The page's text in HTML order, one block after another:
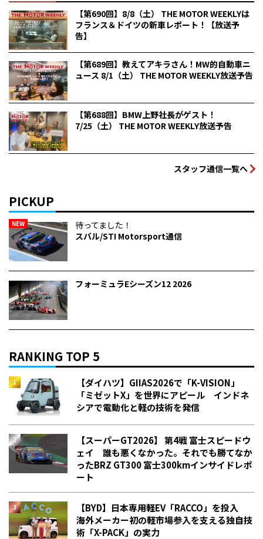
【第690回】8/8（土） THE MOTOR WEEKLYは
フランス＆ドイツの新車レポート！【放送予
告】
【第689回】教えてアキラさん！MW的自動車ニ
ュース 8/1（土） THE MOTOR WEEKLY放送予告
【第688回】BMW上野社長がゲスト！
7/25（土） THE MOTOR WEEKLY放送予告
スタッフ通信一覧へ
PICKUP
NEW
待ってました！
スバル/STI Motorsport通信
フォーミュラEシーズン12 2026
RANKING TOP 5
【ダイハツ】GIIAS2026で「K-VISION」
「ミゼットX」を世界にアピール インドネ
シアで電動化と軽の技術を発信
【スーパーGT2026】 第4戦 富士スピードウ
ェイ 誰も悪くなかった。それでも勝てなか
った――BRZ GT300 富士300kmインサイドレポ
ート
【BYD】日本専用軽EV「RACCO」を投入
海外メーカー初の軽市場参入を支える独自技
術「X-PACK」の実力